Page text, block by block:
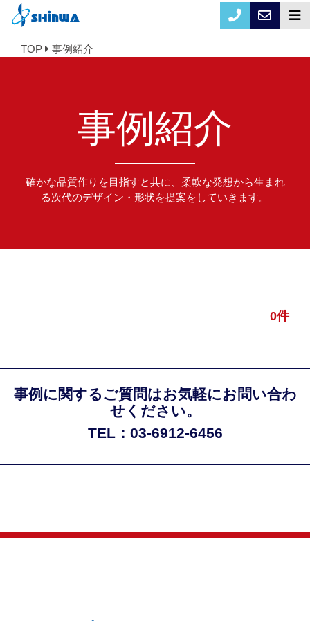
TOP 事例紹介
事例紹介
確かな品質作りを目指すと共に、柔軟な発想から生まれ
る次代のデザイン・形状を提案をしていきます。
0件
事例に関するご質問はお気軽にお問い合わ
せください。
TEL：03-6912-6456